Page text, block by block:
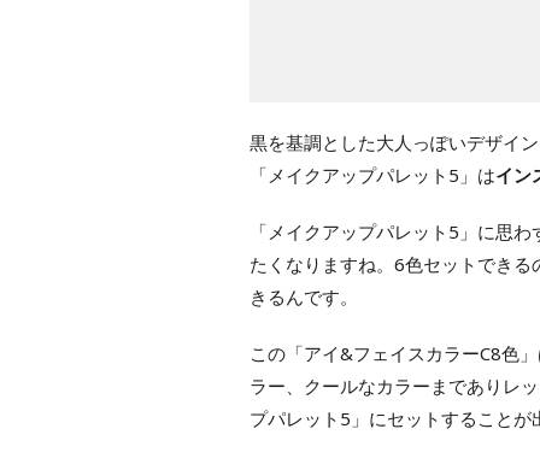
黒を基調とした大人っぽいデザイ
「メイクアップパレット5」はイン
「メイクアップパレット5」に思
たくなりますね。6色セットでき
きるんです。
この「アイ&フェイスカラーC8色
ラー、クールなカラーまでありレ
プパレット5」にセットすることが